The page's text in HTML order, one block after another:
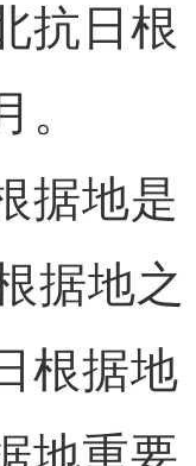
抗日根
地是
据地之
根据地
地重要